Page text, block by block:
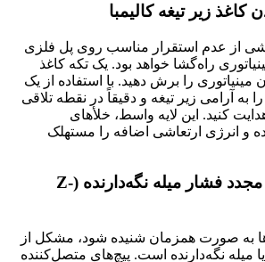
زیر تیغه کالیمبا
از عدم استقرار مناسب روی پل فلزی
راه‌گشا خواهد بود. یک تکه کاغذ
مینیاتوری را برش دهید. با استفاده از یک
را به آرامی زیر تیغه و دقیقاً در نقطه تلاقی
کنید. این لایه واسط، خلأهای
و انرژی ارتعاشی اضافه را مستهلک
روش سوم: تنظیم مجدد فشار میله نگه‌دارنده (Z-
به صورت همزمان شنیده شود، مشکل از
نگه‌دارنده است. پیچ‌های متصل‌کننده